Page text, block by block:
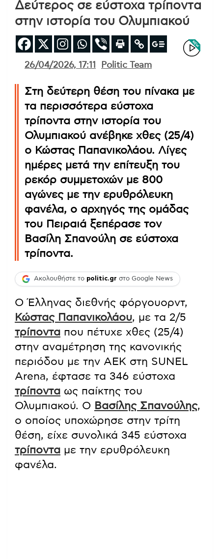
Δεύτερος σε εύστοχα τρίποντα
στην ιστορία του Ολυμπιακού
26/04/2026, 17:11 Politic Team
Στη δεύτερη θέση του πίνακα με
τα περισσότερα εύστοχα
τρίποντα στην ιστορία του
Ολυμπιακού ανέβηκε χθες (25/4)
ο Κώστας Παπανικολάου. Λίγες
ημέρες μετά την επίτευξη του
ρεκόρ συμμετοχών με 800
αγώνες με την ερυθρόλευκη
φανέλα, ο αρχηγός της ομάδας
του Πειραιά ξεπέρασε τον
Βασίλη Σπανούλη σε εύστοχα
τρίποντα.
Ακολουθήστε το politic.gr στο Google News
Ο Έλληνας διεθνής φόργουορντ,
Κώστας Παπανικολάου, με τα 2/5
τρίποντα που πέτυχε χθες (25/4)
στην αναμέτρηση της κανονικής
περιόδου με την ΑΕΚ στη SUNEL
Arena, έφτασε τα 346 εύστοχα
τρίποντα ως παίκτης του
Ολυμπιακού. Ο Βασίλης Σπανούλης,
ο οποίος υποχώρησε στην τρίτη
θέση, είχε συνολικά 345 εύστοχα
τρίποντα με την ερυθρόλευκη
φανέλα.